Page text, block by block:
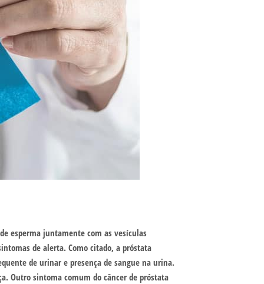
esperma juntamente com as vesículas
de alerta. Como citado, a próstata
de urinar e presença de sangue na urina.
Outro sintoma comum do câncer de próstata